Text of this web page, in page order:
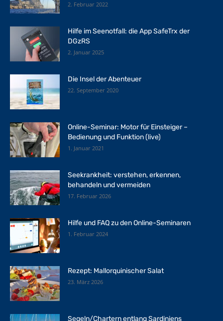
2. Februar 2022
Hilfe im Seenotfall: die App SafeTrx der
DGzRS
2. Januar 2025
Die Insel der Abenteuer
22. September 2020
Online-Seminar: Motor für Einsteiger –
Bedienung und Funktion (live)
1. Januar 2021
Seekrankheit: verstehen, erkennen,
behandeln und vermeiden
17. Februar 2026
Hilfe und FAQ zu den Online-Seminaren
1. Februar 2024
Rezept: Mallorquinischer Salat
23. März 2026
Segeln/Chartern entlang Sardiniens